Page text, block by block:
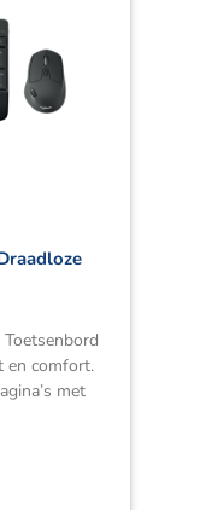
en comfort.
met